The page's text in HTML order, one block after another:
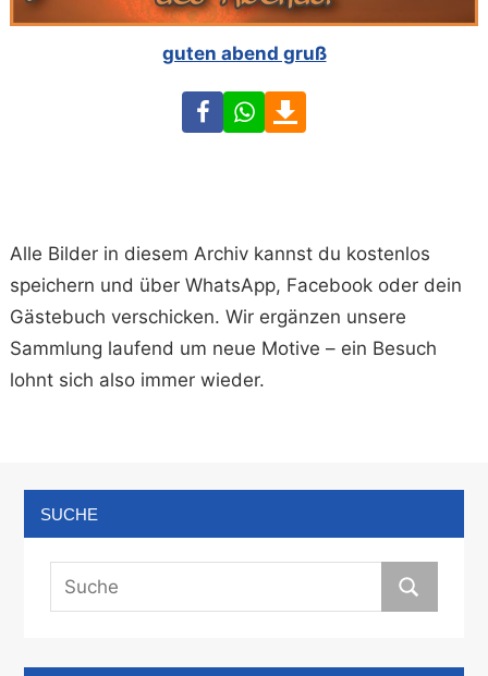
guten abend gruß
FacebookWhatsApp
Alle Bilder in diesem Archiv kannst du kostenlos
speichern und über WhatsApp, Facebook oder dein
Gästebuch verschicken. Wir ergänzen unsere
Sammlung laufend um neue Motive – ein Besuch
lohnt sich also immer wieder.
SUCHE